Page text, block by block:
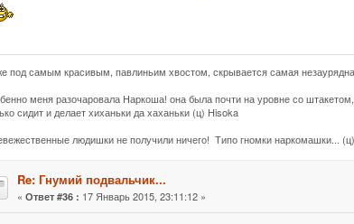
под самым красивым, павлиньим хвостом, скрывается самая
меня разочаровала Наркоша! она была почти на уровне со
сидит и делает хиханьки да хаханьки (ц) Hisoka
людишки не получили ничего! Типо гномки наркомашки...
Re: Гнумий подвальчик...
« Ответ #36 : 17 Январь 2015, 23:11:12 »